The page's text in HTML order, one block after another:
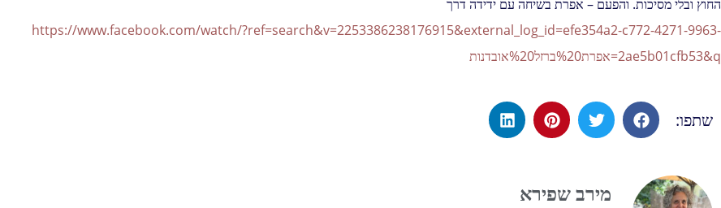
החוץ ובלי מסיכות. והפעם – אפרת בשיחה עם ידידה דרך
https://www.facebook.com/watch/?ref=search&v=2253386238176915&external_log_id=efe354a2-c772-4271-9963-
2ae5b01cfb53&q=אפרת%20ברזל%20אובדנות
שתפו:
מירב שפירא